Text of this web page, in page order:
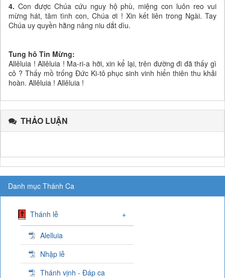
4. Con được Chúa cứu nguy hộ phù, miệng con luôn reo vui
mừng hát, tâm tình con, Chúa ơi ! Xin kết liên trong Ngài. Tay
Chúa uy quyền hằng nâng niu dắt dìu.
Tung hô Tin Mừng:
Allêluia ! Allêluia ! Ma-ri-a hỡi, xin kể lại, trên đường đi đã thấy gì
cô ? Thấy mồ trống Đức Ki-tô phục sinh vinh hiển thiên thu khải
hoàn. Allêluia ! Allêluia !
THẢO LUẬN
Danh mục Thánh Ca
Thánh lễ +
Alelluia
Nhập lễ
Thánh vịnh - Đáp ca